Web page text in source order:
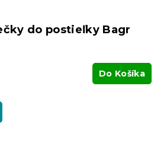
do postieľky Bagr
Do Košíka